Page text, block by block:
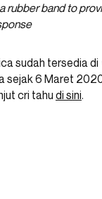
rubber band to
sudah tersedia di
sejak 6 Maret
cri tahu di sini.